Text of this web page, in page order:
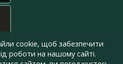
cookie, щоб забезпечити
роботи на нашому сайті.